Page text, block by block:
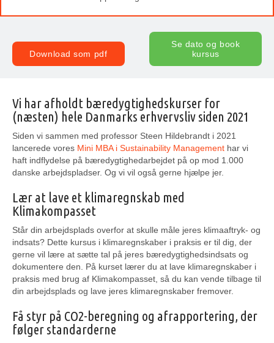
Download som pdf
Se dato og book
kursus
Vi har afholdt bæredygtighedskurser for
(næsten) hele Danmarks erhvervsliv siden 2021
Siden vi sammen med professor Steen Hildebrandt i 2021
lancerede vores Mini MBA i Sustainability Management har vi
haft indflydelse på bæredygtighedarbejdet på op mod 1.000
danske arbejdspladser. Og vi vil også gerne hjælpe jer.
Lær at lave et klimaregnskab med
Klimakompasset
Står din arbejdsplads overfor at skulle måle jeres klimaaftryk- og
indsats? Dette kursus i klimaregnskaber i praksis er til dig, der
gerne vil lære at sætte tal på jeres bæredygtighedsindsats og
dokumentere den. På kurset lærer du at lave klimaregnskaber i
praksis med brug af Klimakompasset, så du kan vende tilbage til
din arbejdsplads og lave jeres klimaregnskaber fremover.
Få styr på CO2-beregning og afrapportering, der
følger standarderne